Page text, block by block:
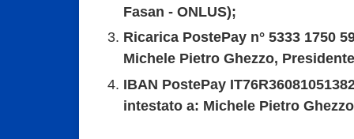
Fasan - ONLUS);
Ricarica PostePay n° 5333 1750
Michele Pietro Ghezzo,
IBAN PostePay
intestato a: Michele Pietro